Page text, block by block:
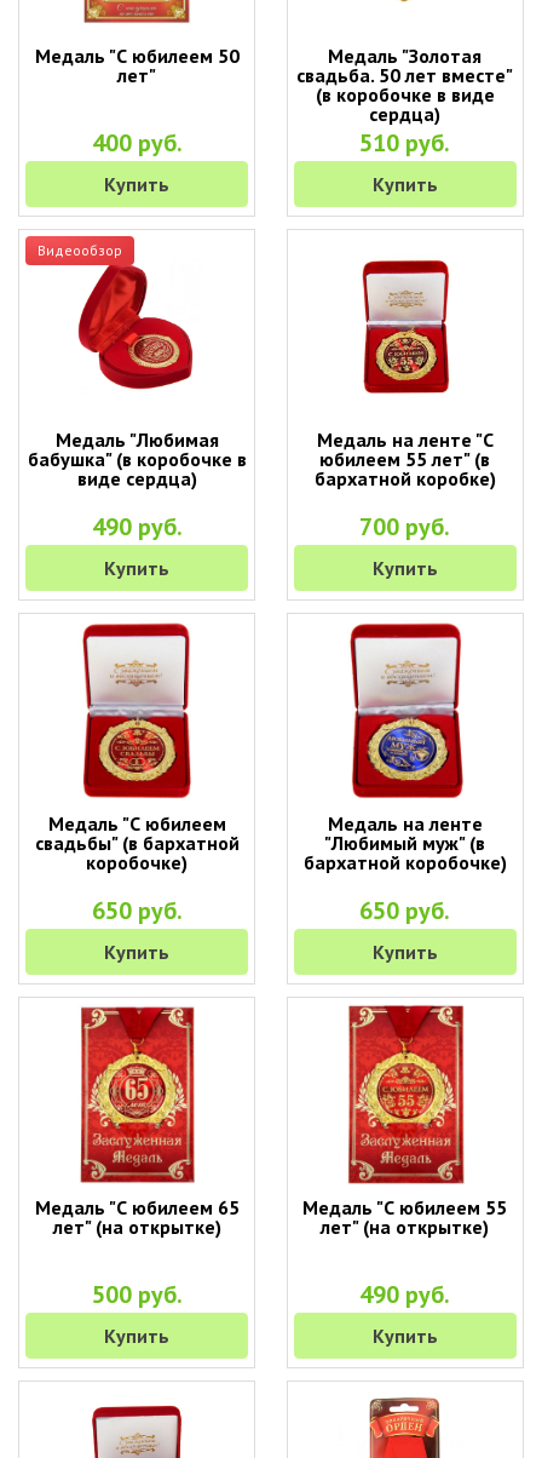
Медаль "С юбилеем 50
лет"
400 руб.
Купить
Медаль "Золотая
свадьба. 50 лет вместе"
(в коробочке в виде
сердца)
510 руб.
Купить
Видеообзор
Медаль "Любимая
бабушка" (в коробочке в
виде сердца)
490 руб.
Купить
Медаль на ленте "С
юбилеем 55 лет" (в
бархатной коробке)
700 руб.
Купить
Медаль "С юбилеем
свадьбы" (в бархатной
коробочке)
650 руб.
Купить
Медаль на ленте
"Любимый муж" (в
бархатной коробочке)
650 руб.
Купить
Медаль "С юбилеем 65
лет" (на открытке)
500 руб.
Купить
Медаль "С юбилеем 55
лет" (на открытке)
490 руб.
Купить